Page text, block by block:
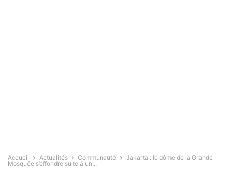
Accueil Actualités Communauté
Jakarta : le dôme de la Grande
Mosquée s’effondre suite à un...